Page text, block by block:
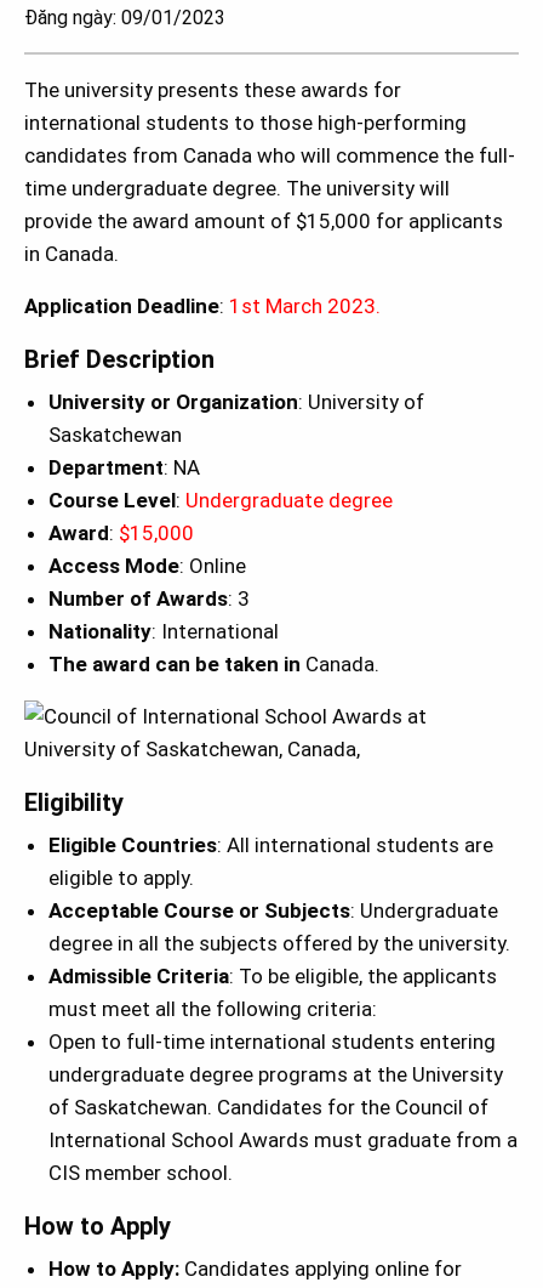
Đăng ngày: 09/01/2023
The university presents these awards for
international students to those high-performing
candidates from Canada who will commence the full-
time undergraduate degree. The university will
provide the award amount of $15,000 for applicants
in Canada.
Application Deadline: 1st March 2023.
Brief Description
University or Organization: University of
Saskatchewan
Department: NA
Course Level: Undergraduate degree
Award: $15,000
Access Mode: Online
Number of Awards: 3
Nationality: International
The award can be taken in Canada.
Eligibility
Eligible Countries: All international students are
eligible to apply.
Acceptable Course or Subjects: Undergraduate
degree in all the subjects offered by the university.
Admissible Criteria: To be eligible, the applicants
must meet all the following criteria:
Open to full-time international students entering
undergraduate degree programs at the University
of Saskatchewan. Candidates for the Council of
International School Awards must graduate from a
CIS member school.
How to Apply
How to Apply: Candidates applying online for